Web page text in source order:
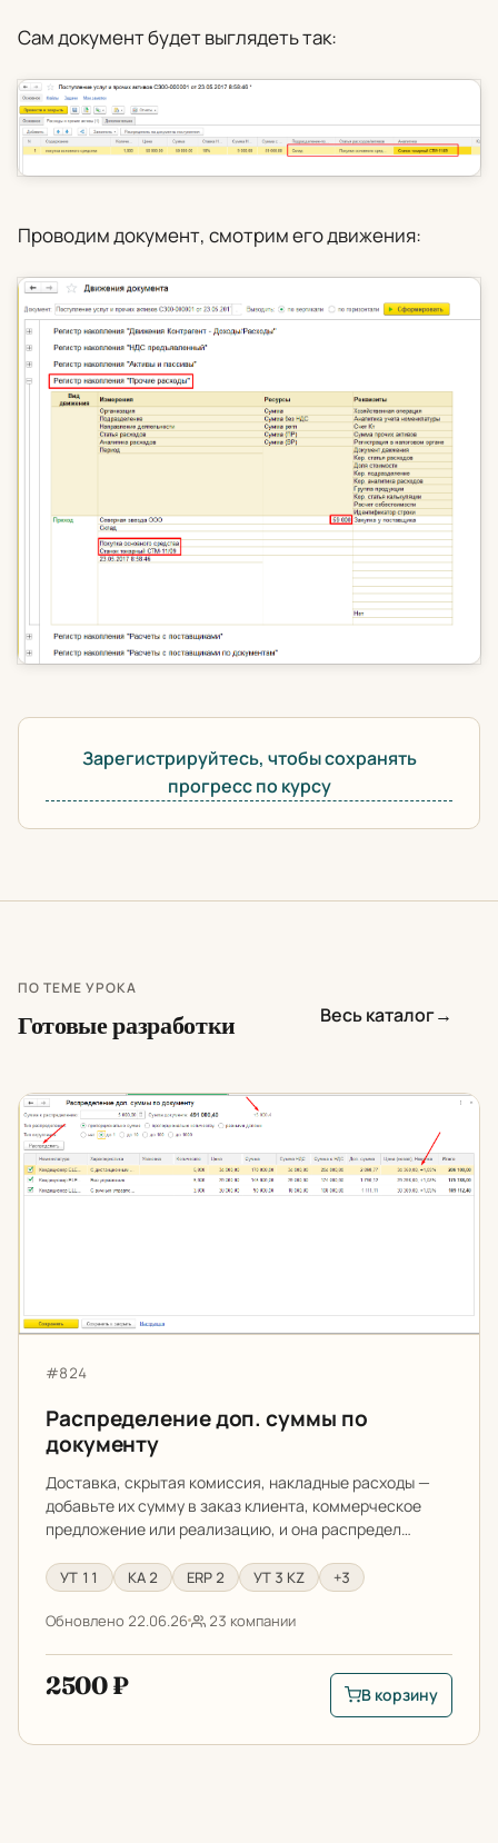
Сам документ будет выглядеть так:
Проводим документ, смотрим его движения:
Зарегистрируйтесь, чтобы сохранять
прогресс по курсу
ПО ТЕМЕ УРОКА
Готовые разработки Весь каталог→
Распределение доп. суммы по документу
Артикул:
#824
Распределение доп. суммы по
документу
Доставка, скрытая комиссия, накладные расходы —
добавьте их сумму в заказ клиента, коммерческое
предложение или реализацию, и она распредел…
УТ 11 КА 2 ERP 2 УТ 3 KZ +3
Обновлено 22.06.26 23 компании
2500 ₽
В корзину:
В корзину